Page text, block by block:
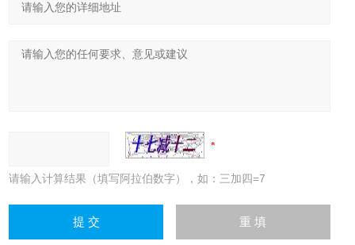
请输入计算结果（填写阿拉伯数字），如：三加四=7